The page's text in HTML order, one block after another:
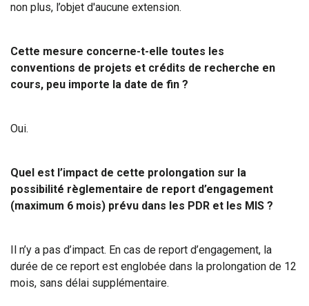
non plus, l’objet d'aucune extension.
Cette mesure concerne-t-elle toutes les
conventions de projets et crédits de recherche en
cours, peu importe la date de fin ?
Oui.
Quel est l’impact de cette prolongation sur la
possibilité règlementaire de report d’engagement
(maximum 6 mois) prévu dans les PDR et les MIS ?
Il n’y a pas d’impact. En cas de report d’engagement, la
durée de ce report est englobée dans la prolongation de 12
mois, sans délai supplémentaire.